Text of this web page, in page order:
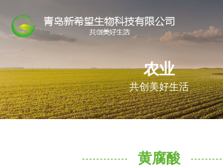
农业
共创美好生活
黄腐酸